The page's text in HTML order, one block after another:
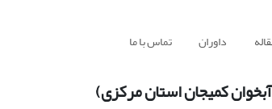
داوران تماس با ما
کمیجان استان مرکزی)